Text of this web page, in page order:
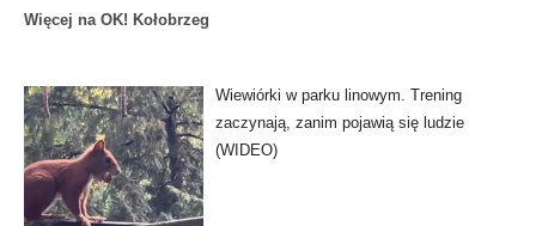
Więcej na OK! Kołobrzeg
Wiewiórki w parku linowym. Trening
zaczynają, zanim pojawią się ludzie
(WIDEO)